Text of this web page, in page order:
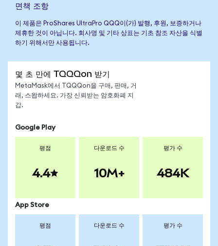
면책 조항
이 제품은 ProShares UltraPro QQQ이(가) 발행, 후원, 보증하거나
제휴한 것이 아닙니다. 회사명 및 기타 상표는 기초 참조 자산을 식별
하기 위해서만 사용됩니다.
몇 초 만에 TQQQon 받기
MetaMask에서 TQQQon을 구매, 판매, 거
래, 스왑하세요. 가장 신뢰받는 암호화폐 지
갑.
Google Play
평점
4.4
다운로드 수
10M+
평가 수
484K
App Store
평점 다운로드 수 평가 수